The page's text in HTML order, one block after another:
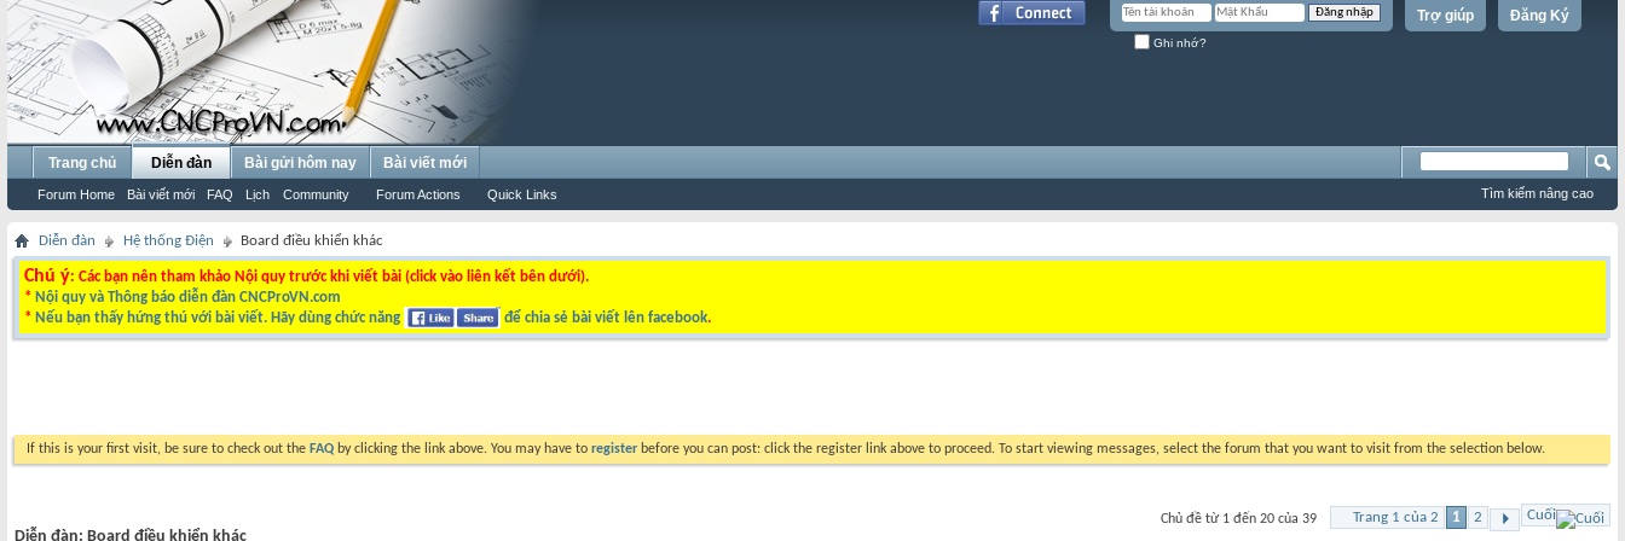
Đăng Ký
Trợ giúp
Ghi nhớ?
Trang chủ Diễn đàn
Forum Home Bài viết mới FAQ Lịch Community Forum Actions Quick Links
Bài gửi hôm nay Bài viết mới
Tìm kiếm nâng cao
Diễn đàn Hệ thống Điện Board điều khiển khác
Chú ý: Các bạn nên tham khảo Nội quy trước khi viết bài (click vào liên kết bên dưới).
* Nội quy và Thông báo diễn đàn CNCProVN.com
* Nếu bạn thấy hứng thú với bài viết. Hãy dùng chức năng để chia sẻ bài viết lên facebook.
If this is your first visit, be sure to check out the FAQ by clicking the link above. You may have to register before you can post: click the register link above to proceed. To start viewing messages, select the forum that you want to visit from the selection below.
Trang 1 của 2 1 2 Cuối
Chủ đề từ 1 đến 20 của 39
Diễn đàn: Board điều khiển khác